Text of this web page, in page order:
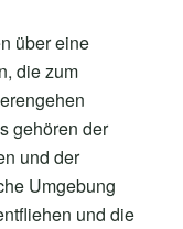
über eine
die zum
gehören der
und der
Umgebung
und die